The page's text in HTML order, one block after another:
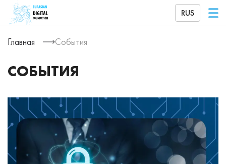
RUS
Главная События
СОБЫТИЯ